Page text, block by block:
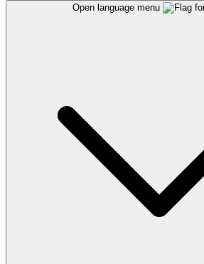
Open language menu